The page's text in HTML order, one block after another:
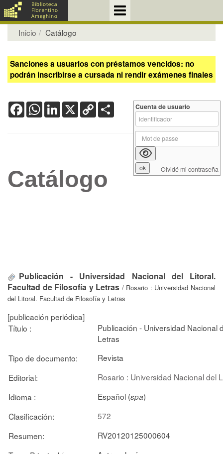
Inicio Catálogo
Sanciones a usuarios con préstamos vencidos: no
podrán inscribirse a cursada ni rendir exámenes finales
FacebookWhatsApp
LinkedIn
X Copy
Link
Catálogo
Publicación - Universidad Nacional del Litoral.
Facultad de Filosofía y Letras / Rosario : Universidad Nacional
del Litoral. Facultad de Filosofía y Letras
[publicación periódica]
Título :
Publicación - Universidad Nacional
Letras
Tipo de documento:
Revista
Editorial:
Rosario : Universidad Nacional del
Idioma :
Español (spa)
Clasificación:
572
Resumen:
RV20120125000604
Cuenta de usuario
Olvidé mi contraseña